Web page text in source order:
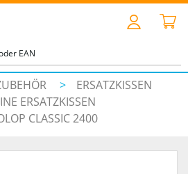
>
ERSATZKISSEN
ERSATZKISSEN
CLASSIC 2400